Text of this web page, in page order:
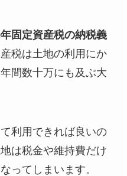
固定資産税の納税義
税は土地の利用にか
間数十万にも及ぶ大
利用できれば良いの
は税金や維持費だけ
ってしまいます。